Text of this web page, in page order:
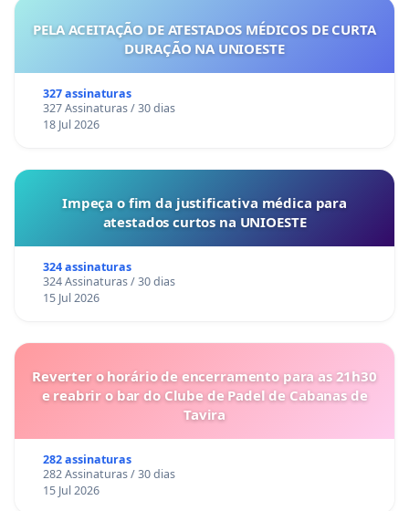
PELA ACEITAÇÃO DE ATESTADOS MÉDICOS DE CURTA
DURAÇÃO NA UNIOESTE
327 assinaturas
327 Assinaturas / 30 dias
18 Jul 2026
Impeça o fim da justificativa médica para
atestados curtos na UNIOESTE
324 assinaturas
324 Assinaturas / 30 dias
15 Jul 2026
Reverter o horário de encerramento para as 21h30
e reabrir o bar do Clube de Padel de Cabanas de
Tavira
282 assinaturas
282 Assinaturas / 30 dias
15 Jul 2026